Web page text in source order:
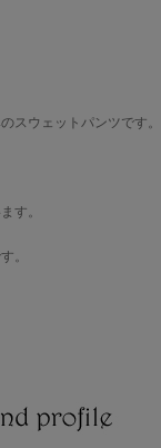
スウェットパンツです。
す。
。